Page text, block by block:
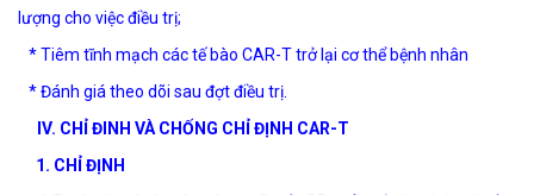
lượng cho việc điều trị;
* Tiêm tĩnh mạch các tế bào CAR-T trở lại cơ thể bệnh nhân
* Đánh giá theo dõi sau đợt điều trị.
IV. CHỈ ĐINH VÀ CHỐNG CHỈ ĐỊNH CAR-T
1. CHỈ ĐỊNH